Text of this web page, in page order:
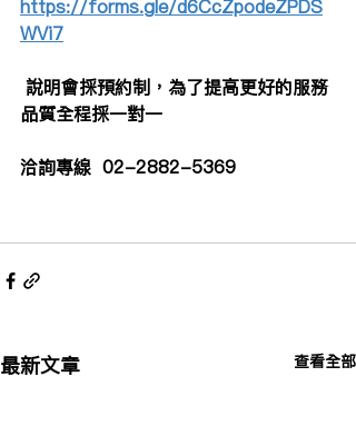
https://forms.gle/d6CcZpodeZPDS
WVi7
品質全程採一對一
洽詢專線  02-2882-5369
最新文章 查看全部